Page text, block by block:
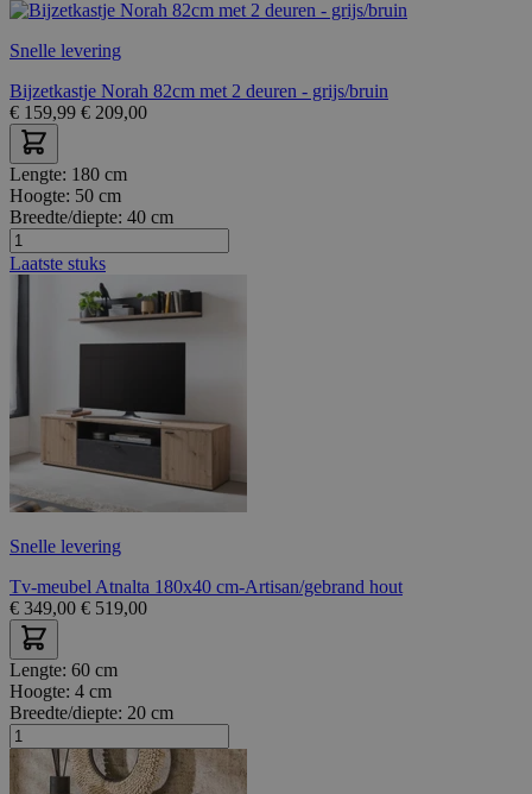
Snelle levering
Bijzetkastje Norah 82cm met 2 deuren - grijs/bruin
€ 159,99 € 209,00
Lengte: 180 cm
Hoogte: 50 cm
Breedte/diepte: 40 cm
Laatste stuks
Snelle levering
Tv-meubel Atnalta 180x40 cm-Artisan/gebrand hout
€ 349,00 € 519,00
Lengte: 60 cm
Hoogte: 4 cm
Breedte/diepte: 20 cm